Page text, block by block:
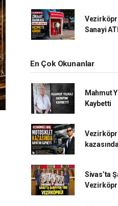
Sanayi
En Çok Okunanlar
Mahmut
Kaybetti
Sivas’ta